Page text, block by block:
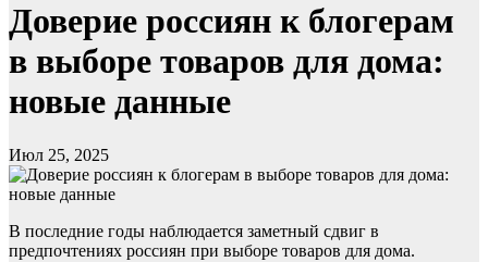
Доверие россиян к блогерам
в выборе товаров для дома:
новые данные
Июл 25, 2025
В последние годы наблюдается заметный сдвиг в
предпочтениях россиян при выборе товаров для дома.